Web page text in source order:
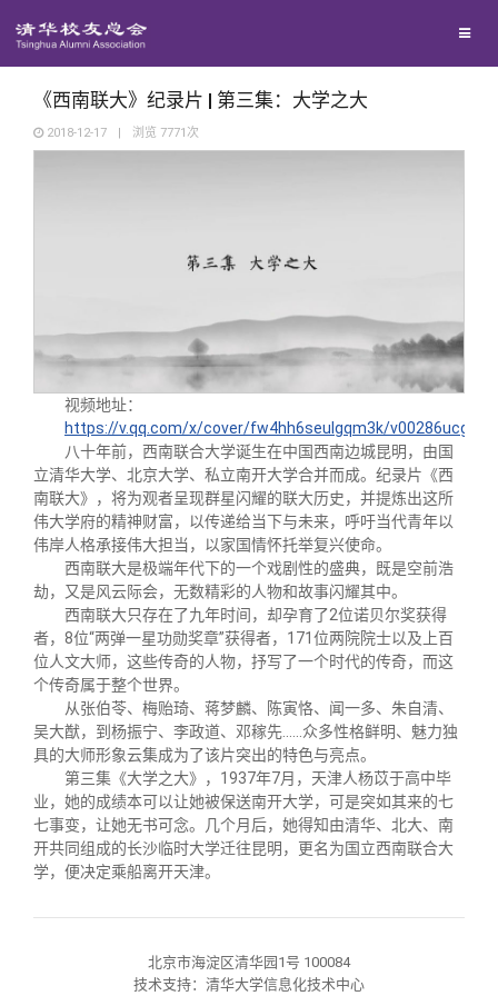
西南联大校友会
义工计划
新媒体平台
青春风采
校友服务
终身学习
信息化服务
三创大赛
实用信息
校友总会
总会简介
会长致辞
总会章程
理事会名单
制度法规
联系我们
关闭
《西南联大》纪录片 | 第三集：大学之大
2018-12-17 | 浏览 7771 次
视频地址：
https://v.qq.com/x/cover/fw4hh6seulgqm3k/
八十年前，西南联合大学诞生在中国西南边城昆明，由国
立清华大学、北京大学、私立南开大学合并而成。纪录片《西
南联大》，将为观者呈现群星闪耀的联大历史，并提炼出这所
伟大学府的精神财富，以传递给当下与未来，呼吁当代青年以
伟岸人格承接伟大担当，以家国情怀托举复兴使命。
西南联大是极端年代下的一个戏剧性的盛典，既是空前浩
劫，又是风云际会，无数精彩的人物和故事闪耀其中。
西南联大只存在了九年时间，却孕育了2位诺贝尔奖获得
者，8位“两弹一星功勋奖章”获得者，171位两院院士以及上百
位人文大师，这些传奇的人物，抒写了一个时代的传奇，而这
个传奇属于整个世界。
从张伯苓、梅贻琦、蒋梦麟、陈寅恪、闻一多、朱自清、
吴大猷，到杨振宁、李政道、邓稼先……众多性格鲜明、魅力独
具的大师形象云集成为了该片突出的特色与亮点。
第三集《大学之大》，1937年7月，天津人杨苡于高中毕
业，她的成绩本可以让她被保送南开大学，可是突如其来的七
七事变，让她无书可念。几个月后，她得知由清华、北大、南
开共同组成的长沙临时大学迁往昆明，更名为国立西南联合大
学，便决定乘船离开天津。
北京市海淀区清华园1号 100084
技术支持：清华大学信息化技术中心